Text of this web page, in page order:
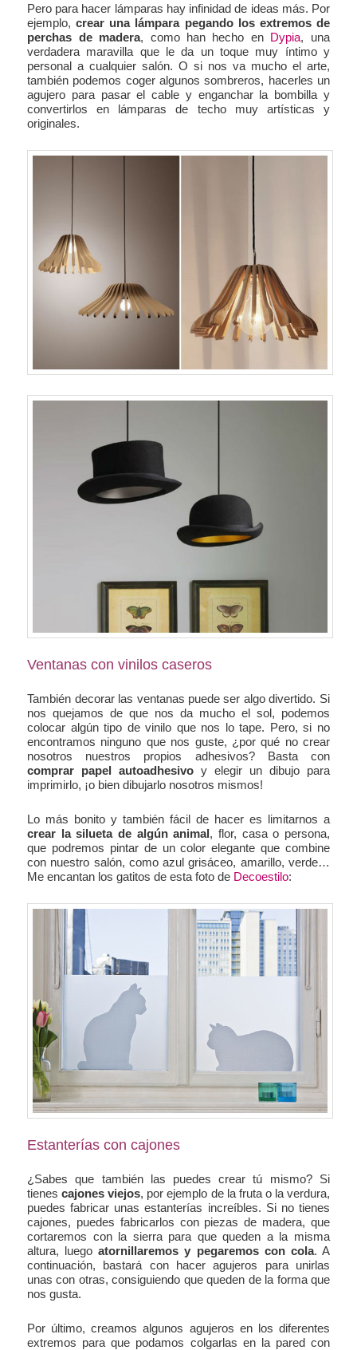
Pero para hacer lámparas hay infinidad de ideas más. Por
ejemplo,crear una lámpara pegando los extremos de
perchas de madera, como han hecho en Dypia, una
verdadera maravilla que le da un toque muy íntimo y
personal a cualquier salón. O si nos va mucho el arte,
también podemos coger algunos sombreros, hacerles un
agujero para pasar el cable y enganchar la bombilla y
convertirlos en lámparas de techo muy artísticas y
originales.
Ventanas con vinilos caseros
También decorar las ventanas puede ser algo divertido. Si
nos quejamos de que nos da mucho el sol, podemos
colocar algún tipo de vinilo que nos lo tape. Pero, si no
encontramos ninguno que nos guste, ¿por qué no crear
nosotros nuestros propios adhesivos? Basta con
comprar papel autoadhesivo y elegir un dibujo para
imprimirlo, ¡o bien dibujarlo nosotros mismos!
Lo más bonito y también fácil de hacer es limitarnos a
crear la silueta de algún animal, flor, casa o persona,
que podremos pintar de un color elegante que combine
con nuestro salón, como azul grisáceo, amarillo, verde…
Me encantan los gatitos de esta foto de Decoestilo:
Estanterías con cajones
¿Sabes que también las puedes crear tú mismo? Si
tienescajones viejos, por ejemplo de la fruta o la verdura,
puedes fabricar unas estanterías increíbles. Si no tienes
cajones, puedes fabricarlos con piezas de madera, que
cortaremos con la sierra para que queden a la misma
altura, luegoatornillaremos y pegaremos con cola. A
continuación, bastará con hacer agujeros para unirlas
unas con otras, consiguiendo que queden de la forma que
nos gusta.
Por último, creamos algunos agujeros en los diferentes
extremos para que podamos colgarlas en la pared con